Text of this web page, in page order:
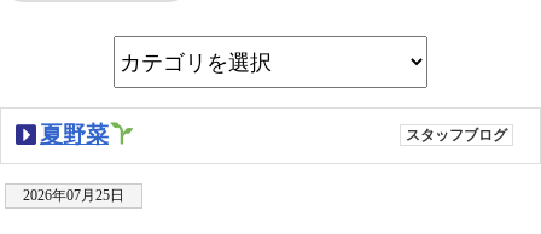
夏野菜 スタッフブログ
2026年07月25日